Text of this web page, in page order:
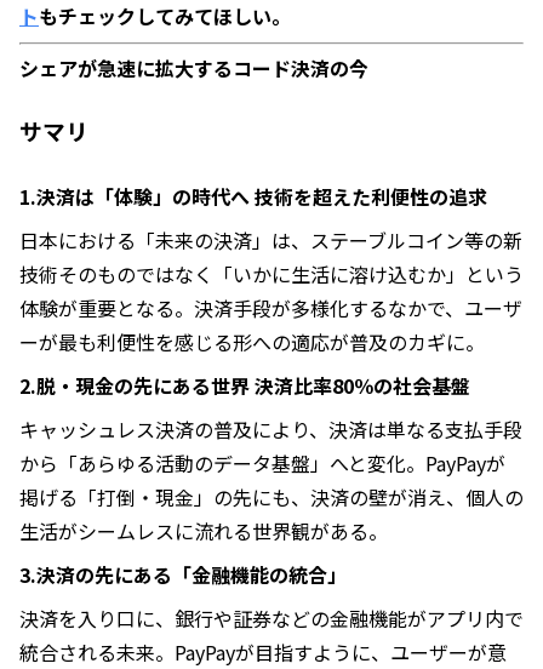
トもチェックしてみてほしい。
シェアが急速に拡大するコード決済の今
サマリ
1.決済は「体験」の時代へ 技術を超えた利便性の追求
日本における「未来の決済」は、ステーブルコイン等の新
技術そのものではなく「いかに生活に溶け込むか」という
体験が重要となる。決済手段が多様化するなかで、ユーザ
ーが最も利便性を感じる形への適応が普及のカギに。
2.脱・現金の先にある世界 決済比率80％の社会基盤
キャッシュレス決済の普及により、決済は単なる支払手段
から「あらゆる活動のデータ基盤」へと変化。PayPayが
掲げる「打倒・現金」の先にも、決済の壁が消え、個人の
生活がシームレスに流れる世界観がある。
3.決済の先にある「金融機能の統合」
決済を入り口に、銀行や証券などの金融機能がアプリ内で
統合される未来。PayPayが目指すように、ユーザーが意